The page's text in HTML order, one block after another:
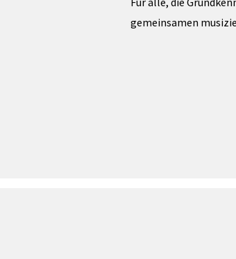
gemeinsamen